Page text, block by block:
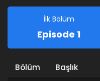
İlk Bölüm
Episode 1
Bölüm Başlık